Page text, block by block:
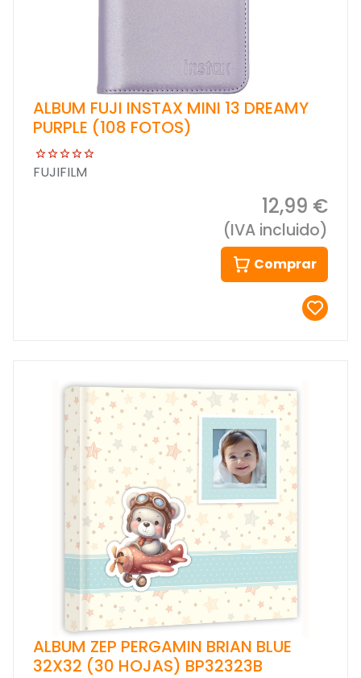
ALBUM FUJI INSTAX MINI 13 DREAMY
PURPLE (108 FOTOS)
FUJIFILM
12,99 €
(IVA incluido)
Comprar
ALBUM ZEP PERGAMIN BRIAN BLUE
32X32 (30 HOJAS) BP32323B